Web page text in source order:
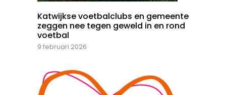
Katwijkse voetbalclubs en gemeente
zeggen nee tegen geweld in en rond
voetbal
9 februari 2026